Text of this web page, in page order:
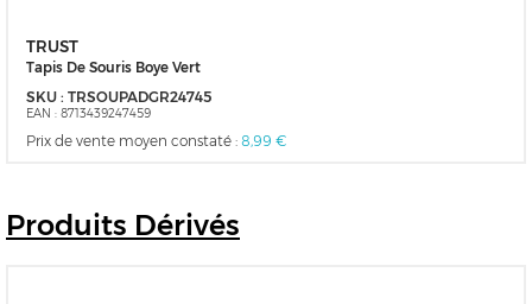
TRUST
Tapis De Souris Boye Vert
SKU : TRSOUPADGR24745
EAN : 8713439247459
Prix de vente moyen constaté : 8,99 €
Produits Dérivés